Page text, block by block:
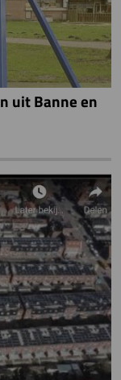
uit Banne en